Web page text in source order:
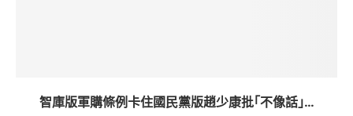
智庫版軍購條例卡住國民黨版趙少康批｢不像話｣...